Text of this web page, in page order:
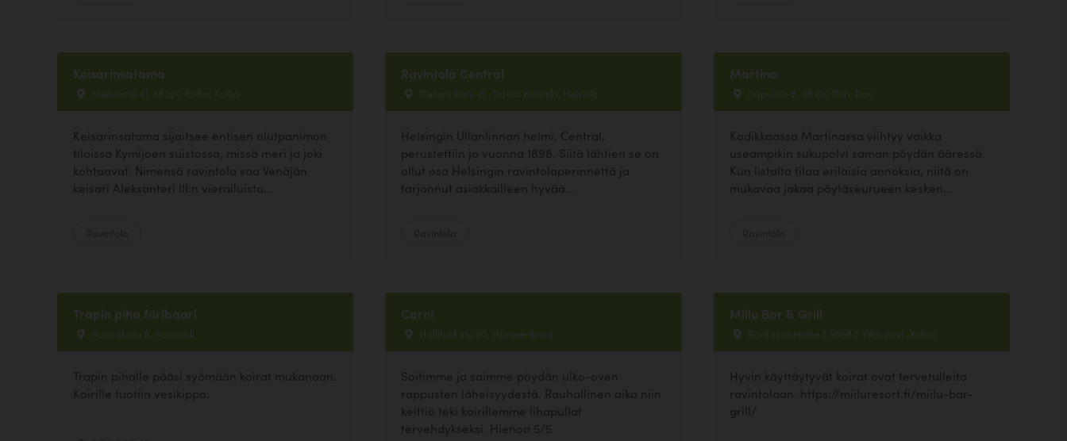
Keisarinsatama
Metsontie 41, 48220 Kotka, Kotka
Keisarinsatama sijaitsee entisen olutpanimon
tiloissa Kymijoen suistossa, missä meri ja joki
kohtaavat. Nimensä ravintola saa Venäjän
keisari Aleksanteri III:n vierailuista...
Ravintola Central
Pietarinkatu 15 , 00140 Helsinki, Helsinki
Helsingin Ullanlinnan helmi, Central,
perustettiin jo vuonna 1898. Siitä lähtien se on
ollut osa Helsingin ravintolaperinnettä ja
tarjonnut asiakkailleen hyvää...
Martina
Itäpuisto 8, 28100 Pori, Pori
Kodikkaassa Martinassa viihtyy vaikka
useampikin sukupolvi saman pöydän ääressä.
Kun listalta tilaa erilaisia annoksia, niitä on
mukavaa jakaa pöytäseurueen kesken...
Trapin piha föribaari
Nunnakatu 8, Naantali
Trapin pihalle pääsi syömään koirat mukanaan.
Koirille tuotiin vesikippo.
Carni
Hallituskatu 20, Hämeenlinna
Soitimme ja saimme pöydän ulko-oven
rappusten läheisyydestä. Rauhallinen aika niin
keittiö teki koirillemme lihapullat
tervehdykseksi. Hienoa 5/5
Miilu Bar & Grill
Rantasaarentie 3 95980 Ylläsjärvi , Kolari
Hyvin käyttäytyvät koirat ovat tervetulleita
ravintolaan. https://miiluresort.fi/miilu-bar-
grill/